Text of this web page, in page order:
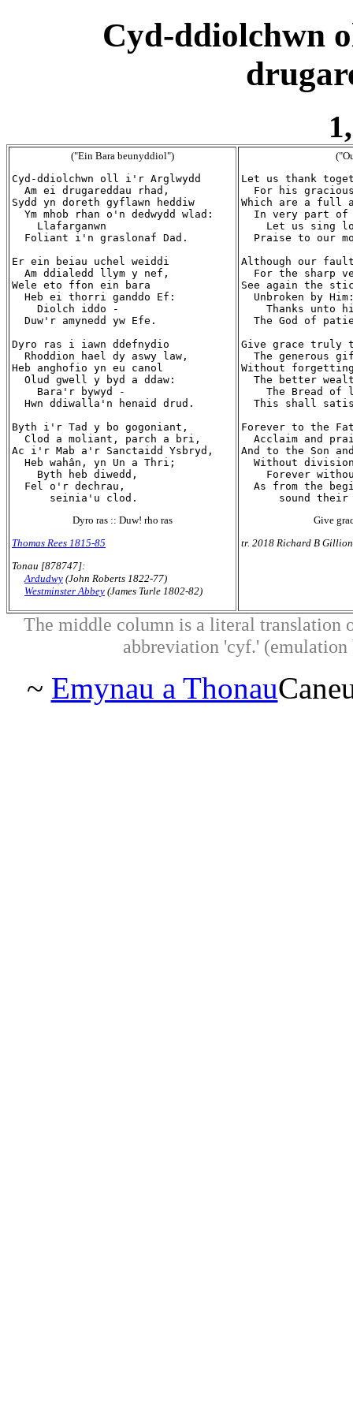
Cyd-ddiolchwn
("Ein Bara beunyddiol")
Cyd-ddiolchwn oll i'r Arglwydd
  Am ei drugareddau rhad,
Sydd yn doreth gyflawn heddiw
  Ym mhob rhan o'n dedwydd wlad:
    Llafarganwn
  Foliant i'n graslonaf Dad.
Er ein beiau uchel weiddi
  Am ddialedd llym y nef,
Wele eto ffon ein bara
  Heb ei thorri ganddo Ef:
    Diolch iddo -
  Duw'r amynedd yw Efe.
Dyro ras i iawn ddefnydio
  Rhoddion hael dy aswy law,
Heb anghofio yn eu canol
  Olud gwell y byd a ddaw:
    Bara'r bywyd -
  Hwn ddiwalla'n henaid drud.
Byth i'r Tad y bo gogoniant,
  Clod a moliant, parch a bri,
Ac i'r Mab a'r Sanctaidd Ysbryd,
  Heb wahân, yn Un a Thri;
    Byth heb diwedd,
  Fel o'r dechrau,
Dyro ras :: Duw! rho ras
Thomas Rees 1815-85
Tonau [878747]:
Ardudwy (John Roberts 1822-77)
Westminster Abbey (James Turle 1802-82)
Let us thank
For his
Which are a full
In very part of
Let us sing
Praise to our
Although our
For the sharp
See again the
Unbroken by
Thanks unto
The God of
Give grace truly
The generous
Without
The better
The Bread of
This shall
Forever to the
Acclaim and
And to the Son
Without
Forever
As from the
Give
tr. 2018 Richard B Gillion
The middle column is a literal translation
abbreviation 'cyf.'
~ Emynau a Thonau